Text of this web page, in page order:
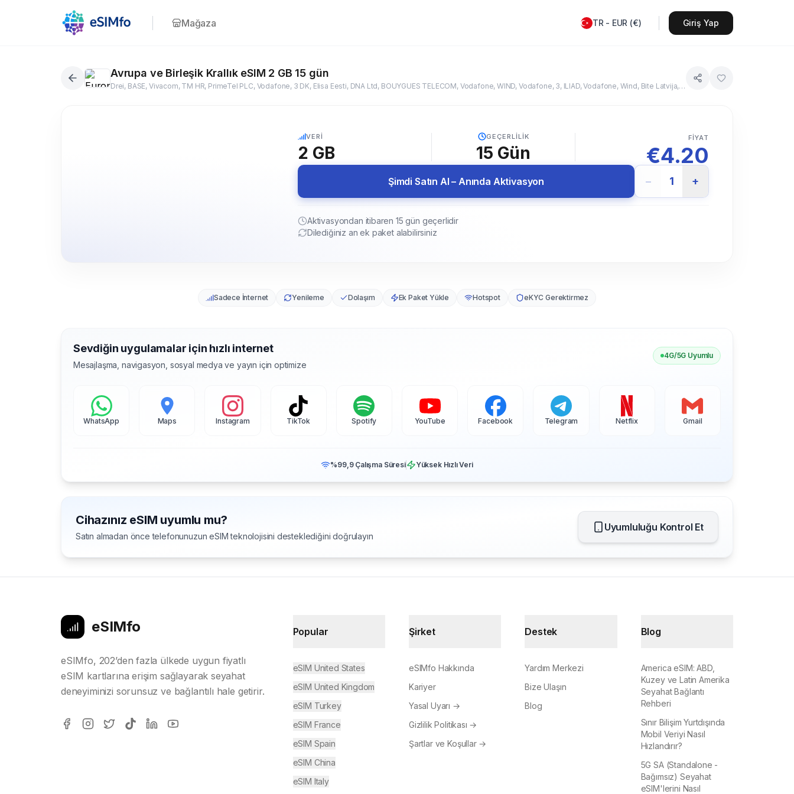
Mağaza TR - EUR (€) Giriş Yap
Avrupa ve Birleşik Krallık eSIM 2 GB 15 gün
Drei, BASE, Vivacom, TM HR, PrimeTel PLC, Vodafone, 3 DK, Elisa Eesti, DNA Ltd, BOUYGUES TELECOM, Vodafone, WIND, Vodafone, 3, ILIAD, Vodafone, Wind, Bite Latvija, TELE2, Orange, Melita Mobile, KPN, P4, NOS, Vodafone, MEO, Orange, Orange, O2 - SK, T-2, Orange, Telenor SE, 3 United Kingdom
VERI
2 GB
GEÇERLILIK
15 Gün
FIYAT
€4.20
Şimdi Satın Al – Anında Aktivasyon − 1 +
Aktivasyondan itibaren 15 gün geçerlidir
Dilediğiniz an ek paket alabilirsiniz
Sadece İnternet Yenileme Dolaşım Ek Paket Yükle Hotspot eKYC Gerektirmez
Sevdiğin uygulamalar için hızlı internet
Mesajlaşma, navigasyon, sosyal medya ve yayın için optimize
4G/5G Uyumlu
WhatsApp Maps Instagram TikTok Spotify YouTube Facebook Telegram Netflix Gmail
%99,9 Çalışma Süresi Yüksek Hızlı Veri
Cihazınız eSIM uyumlu mu?
Satın almadan önce telefonunuzun eSIM teknolojisini desteklediğini doğrulayın
Uyumluluğu Kontrol Et
eSIMfo
eSIMfo, 202’den fazla ülkede uygun fiyatlı
eSIM kartlarına erişim sağlayarak seyahat
deneyiminizi sorunsuz ve bağlantılı hale getirir.
Popular
eSIM United States
eSIM United Kingdom
eSIM Turkey
eSIM France
eSIM Spain
eSIM China
eSIM Italy
Şirket
eSIMfo Hakkında
Kariyer
Yasal Uyarı →
Gizlilik Politikası →
Şartlar ve Koşullar→
Destek
Yardım Merkezi
Bize Ulaşın
Blog
Blog
America eSIM: ABD,
Kuzey ve Latin Amerika
Seyahat Bağlantı
Rehberi
Sınır Bilişim Yurtdışında
Mobil Veriyi Nasıl
Hızlandırır?
5G SA (Standalone -
Bağımsız) Seyahat
eSIM'lerini Nasıl